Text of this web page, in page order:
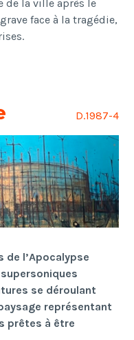
de la ville après le
face à la tragédie,
D.1987-4
de l’Apocalypse
se déroulant
représentant
prêtes à être